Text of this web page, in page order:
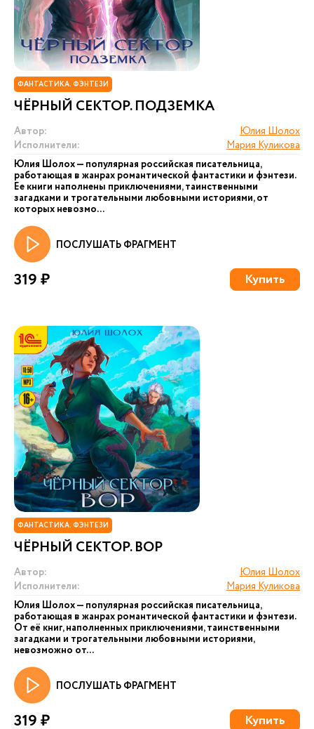
ФАНТАСТИКА. ФЭНТЕЗИ
ЧЁРНЫЙ СЕКТОР. ПОДЗЕМКА
Автор:
Юлия Шолох
Исполнители:
Мария Куликова
Юлия Шолох — популярная российская писательница,
работающая в жанрах романтической фантастики и фэнтези.
Ее книги наполнены приключениями, таинственными
загадками и трогательными любовными историями, от
которых невозмо...
ПОСЛУШАТЬ ФРАГМЕНТ
319 ₽ Купить
ФАНТАСТИКА. ФЭНТЕЗИ
ЧЁРНЫЙ СЕКТОР. ВОР
Автор:
Юлия Шолох
Исполнители:
Мария Куликова
Юлия Шолох — популярная российская писательница,
работающая в жанрах романтической фантастики и фэнтези.
От её книг, наполненных приключениями, таинственными
загадками и трогательными любовными историями,
невозможно от...
ПОСЛУШАТЬ ФРАГМЕНТ
319 ₽ Купить